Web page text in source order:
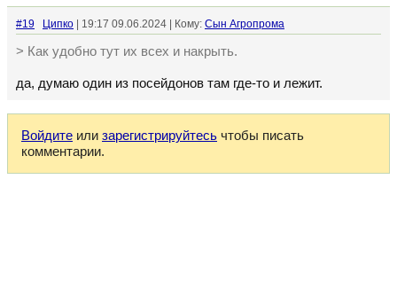
#19 Ципко | 19:17 09.06.2024 | Кому: Сын Агропрома
> Как удобно тут их всех и накрыть.
да, думаю один из посейдонов там где-то и лежит.
Войдите или зарегистрируйтесь чтобы писать
комментарии.